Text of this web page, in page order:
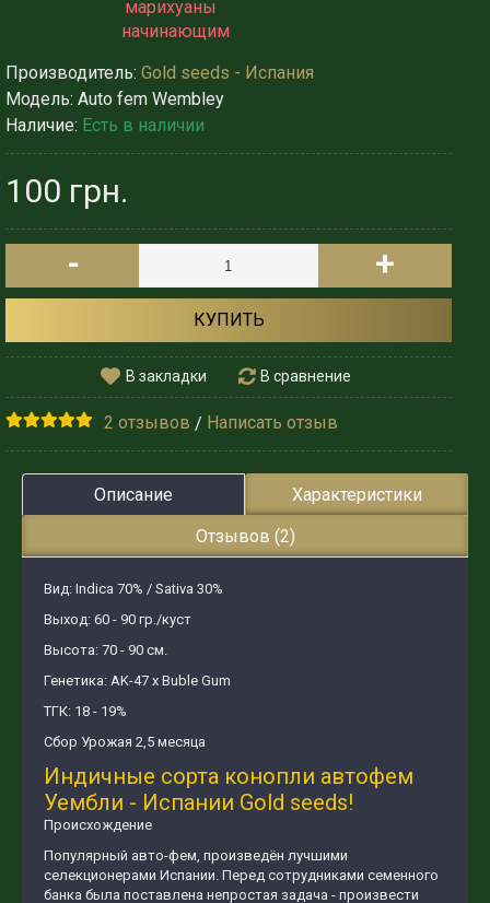
Производитель: Gold seeds - Испания
Модель: Auto fem Wembley
Наличие: Есть в наличии
100 грн.
-
+
КУПИТЬ
В закладки В сравнение
2 отзывов / Написать отзыв
Описание
Характеристики
Отзывов (2)
Вид: Indica 70% / Sativa 30%
Выход: 60 - 90 гр./куст
Высота: 70 - 90 см.
Генетика: AK-47 x Buble Gum
ТГК: 18 - 19%
Сбор Урожая 2,5 месяца
Индичные сорта конопли автофем
Уембли - Испании Gold seeds!
Происхождение
Популярный авто-фем, произведён лучшими
селекционерами Испании. Перед сотрудниками семенного
банка была поставлена непростая задача - произвести